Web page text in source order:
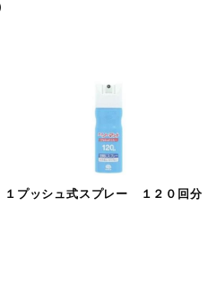
ロード
プッシュ式スプレー １２０回分